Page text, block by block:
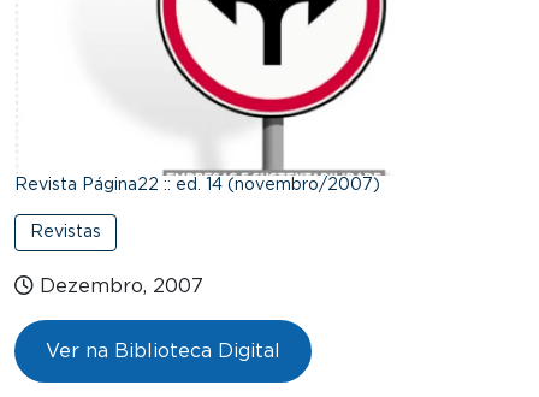
Revista Página22 :: ed. 14 (novembro/2007)
Revistas
Dezembro, 2007
Ver na Biblioteca Digital